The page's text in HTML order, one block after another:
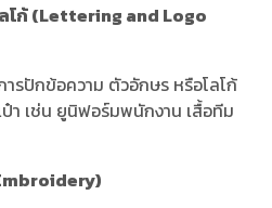
โก้ (Lettering and Logo
รปักข้อความ ตัวอักษร หรือโลโก้
า เช่น ยูนิฟอร์มพนักงาน เสื้อทีม